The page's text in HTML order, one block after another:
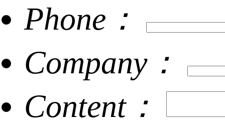
Phone：
Company：
Content：